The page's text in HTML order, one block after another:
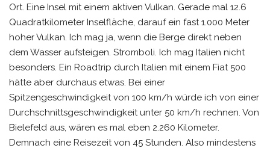
Ort. Eine Insel mit einem aktiven Vulkan. Gerade mal 12.6
Quadratkilometer Inselfläche, darauf ein fast 1.000 Meter
hoher Vulkan. Ich mag ja, wenn die Berge direkt neben
dem Wasser aufsteigen. Stromboli. Ich mag Italien nicht
besonders. Ein Roadtrip durch Italien mit einem Fiat 500
hätte aber durchaus etwas. Bei einer
Spitzengeschwindigkeit von 100 km/h würde ich von einer
Durchschnittsgeschwindigkeit unter 50 km/h rechnen. Von
Bielefeld aus, wären es mal eben 2.260 Kilometer.
Demnach eine Reisezeit von 45 Stunden. Also mindestens